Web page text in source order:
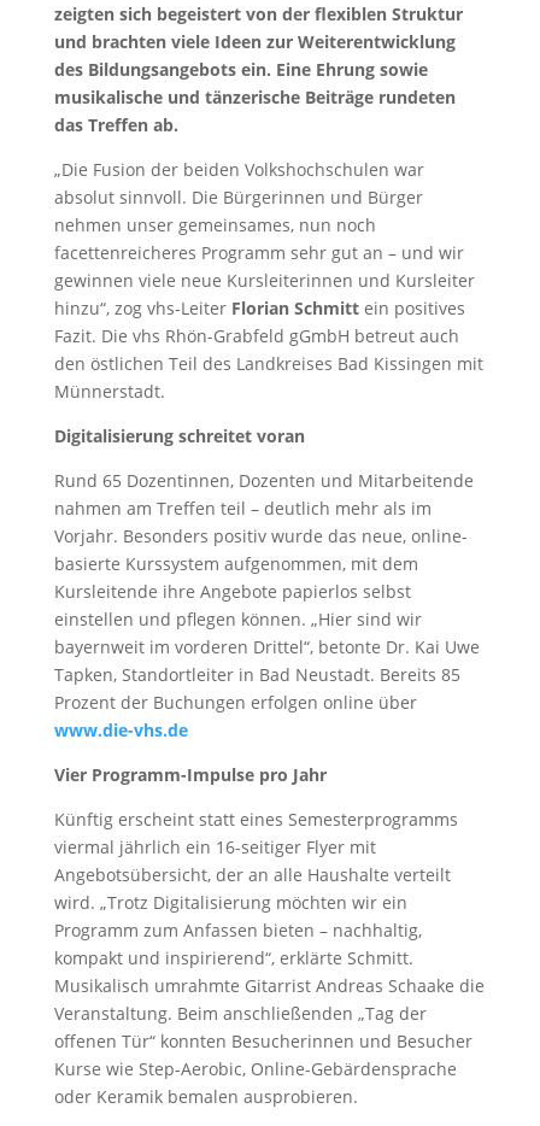
zeigten sich begeistert von der flexiblen Struktur
und brachten viele Ideen zur Weiterentwicklung
des Bildungsangebots ein. Eine Ehrung sowie
musikalische und tänzerische Beiträge rundeten
das Treffen ab.
„Die Fusion der beiden Volkshochschulen war
absolut sinnvoll. Die Bürgerinnen und Bürger
nehmen unser gemeinsames, nun noch
facettenreicheres Programm sehr gut an – und wir
gewinnen viele neue Kursleiterinnen und Kursleiter
hinzu“, zog vhs-Leiter Florian Schmittein positives
Fazit. Die vhs Rhön-Grabfeld gGmbH betreut auch
den östlichen Teil des Landkreises Bad Kissingen mit
Münnerstadt.
Digitalisierung schreitet voran
Rund 65 Dozentinnen, Dozenten und Mitarbeitende
nahmen am Treffen teil – deutlich mehr als im
Vorjahr. Besonders positiv wurde das neue, online-
basierte Kurssystem aufgenommen, mit dem
Kursleitende ihre Angebote papierlos selbst
einstellen und pflegen können. „Hier sind wir
bayernweit im vorderen Drittel“, betonte Dr. Kai Uwe
Tapken, Standortleiter in Bad Neustadt. Bereits 85
Prozent der Buchungen erfolgen online über
www.die-vhs.de
Vier Programm-Impulse pro Jahr
Künftig erscheint statt eines Semesterprogramms
viermal jährlich ein 16-seitiger Flyer mit
Angebotsübersicht, der an alle Haushalte verteilt
wird. „Trotz Digitalisierung möchten wir ein
Programm zum Anfassen bieten – nachhaltig,
kompakt und inspirierend“, erklärte Schmitt.
Musikalisch umrahmte Gitarrist Andreas Schaake die
Veranstaltung. Beim anschließenden „Tag der
offenen Tür“ konnten Besucherinnen und Besucher
Kurse wie Step-Aerobic, Online-Gebärdensprache
oder Keramik bemalen ausprobieren.